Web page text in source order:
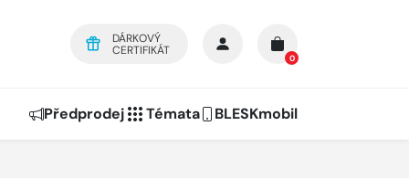
DÁRKOVÝ
CERTIFIKÁT
0
Předprodej Témata BLESKmobil